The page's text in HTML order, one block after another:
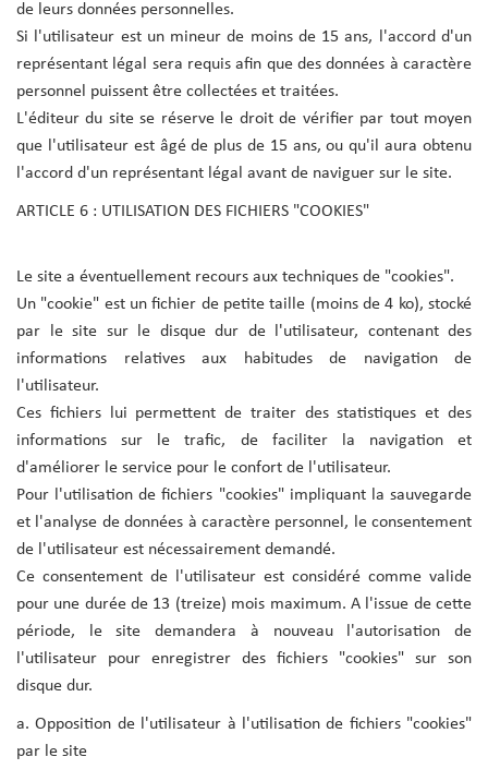
de leurs données personnelles.
Si l'utilisateur est un mineur de moins de 15 ans, l'accord d'un
représentant légal sera requis afin que des données à caractère
personnel puissent être collectées et traitées.
L'éditeur du site se réserve le droit de vérifier par tout moyen
que l'utilisateur est âgé de plus de 15 ans, ou qu'il aura obtenu
l'accord d'un représentant légal avant de naviguer sur le site.
ARTICLE 6 : UTILISATION DES FICHIERS "COOKIES"
Le site a éventuellement recours aux techniques de "cookies".
Un "cookie" est un fichier de petite taille (moins de 4 ko), stocké
par le site sur le disque dur de l'utilisateur, contenant des
informations relatives aux habitudes de navigation de
l'utilisateur.
Ces fichiers lui permettent de traiter des statistiques et des
informations sur le trafic, de faciliter la navigation et
d'améliorer le service pour le confort de l'utilisateur.
Pour l'utilisation de fichiers "cookies" impliquant la sauvegarde
et l'analyse de données à caractère personnel, le consentement
de l'utilisateur est nécessairement demandé.
Ce consentement de l'utilisateur est considéré comme valide
pour une durée de 13 (treize) mois maximum. A l'issue de cette
période, le site demandera à nouveau l'autorisation de
l'utilisateur pour enregistrer des fichiers "cookies" sur son
disque dur.
a. Opposition de l'utilisateur à l'utilisation de fichiers "cookies"
par le site